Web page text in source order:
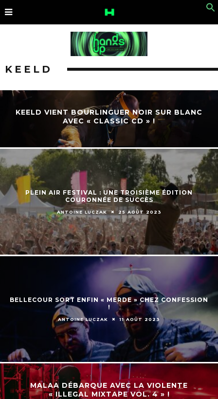
KEELD
KEELD VIENT BOURLINGUER NOIR SUR BLANC
AVEC « CLASSIC CD » !
PLEIN AIR FESTIVAL : UNE TROISIÈME ÉDITION
COURONNÉE DE SUCCÈS
ANTOINE LUCZAK 25 AOÛT 2023
BELLECOUR SORT ENFIN « MERDE » CHEZ CONFESSION
!
ANTOINE LUCZAK 11 AOÛT 2023
MALAA DÉBARQUE AVEC LA VIOLENTE
« ILLEGAL MIXTAPE VOL. 4 » !